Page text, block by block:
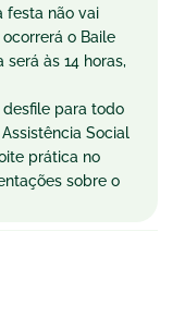
festa não vai
o Baile
às 14 horas,
para todo
Social
prática no
sobre o